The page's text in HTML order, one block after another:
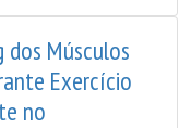
dos Músculos
Exercício
no